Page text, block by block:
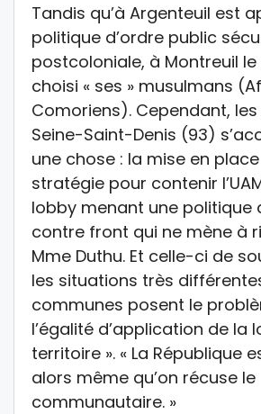
Tandis qu’à Argenteuil est
politique d’ordre public
postcoloniale, à Montreuil
choisi « ses » musulmans
Comoriens). Cependant,
Seine-Saint-Denis (93)
une chose : la mise en place
stratégie pour contenir
lobby menant une politique
contre front qui ne mène à
Mme Duthu. Et celle-ci de
les situations très
communes posent le
l’égalité d’application de la
territoire ». « La République
alors même qu’on récuse le
communautaire. »